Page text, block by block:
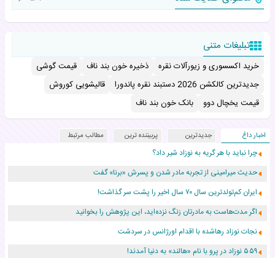
تبلیغات متنی
خرید اکسسوری و زیورآلات نقره ذخیره خون بند ناف
قیمت گوشی
جدیدترین کالکشن 2026 دستبند نقره پاندورا
قالیشویی کوروش
قیمت یخچال دوو
بانک خون بند ناف
اخبار داغ جدیدترین پربیننده ترین مطالب مرتبط
چرا نباید با هر گریه به نوزاد شیر داد؟
حدیث میرامینی از تجربه مادر شدن و پسرش «برنا» گفت
ایران کم‌تولدترین سال ۷۰ سال اخیر را پشت سر گذاشت!
اگر مدت‌هاست به مادرتان زنگ نزده‌اید، این پژوهش را بخوانید
نجات نوزاد رهاشده با اقدام اورژانس در سردشت
۵۵۹ نوزاد در پرو با نام «هالند» به دنیا آمدند!